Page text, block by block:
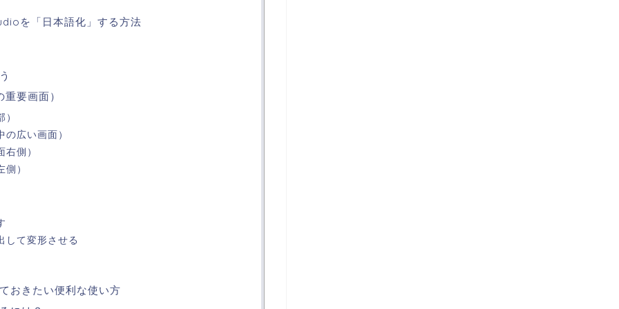
を「日本語化」する方法
要画面）
広い画面）
側）
）
して変形させる
おきたい便利な使い方